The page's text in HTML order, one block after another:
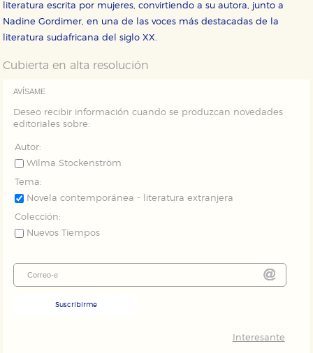
literatura escrita por mujeres, convirtiendo a su autora, junto a
Nadine Gordimer, en una de las voces más destacadas de la
literatura sudafricana del siglo XX.
Cubierta en alta resolución
AVÍSAME
Deseo recibir información cuando se produzcan novedades
editoriales sobre:
Autor:
Wilma Stockenström
Tema:
Novela contemporánea - literatura extranjera
Colección:
Nuevos Tiempos
Suscribirme
Interesante
Cookies de publicidad y redes sociales
Estas cookies son gestionadas por nuestros socios
publicitarios y se utilizan para mostrar publicidad
que se basan en la identificación única de su
GUARDAR CONFIGURACIÓN